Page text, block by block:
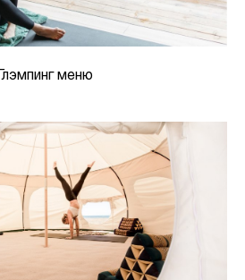
Глэмпинг меню